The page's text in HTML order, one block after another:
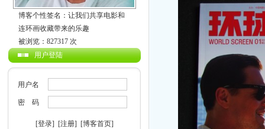
博客个性签名：让我们共享电影和
连环画收藏带来的乐趣
被浏览：827317 次
用户登陆
用户名
密 码
[登录] [注册] [博客首页]